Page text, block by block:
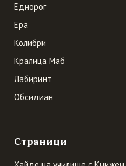
Еднорог
Ера
Колибри
Кралица Маб
Лабиринт
Обсидиан
Страници